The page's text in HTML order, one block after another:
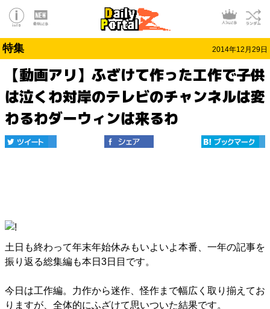
特集 2014年12月29日
【動画アリ】ふざけて作った工作で子供
は泣くわ対岸のテレビのチャンネルは変
わるわダーウィンは来るわ
土日も終わって年末年始休みもいよいよ本番、一年の記事を
振り返る総集編も本日3日目です。
今日は工作編。力作から迷作、怪作まで幅広く取り揃えてお
りますが、全体的にふざけて思いついた結果です。